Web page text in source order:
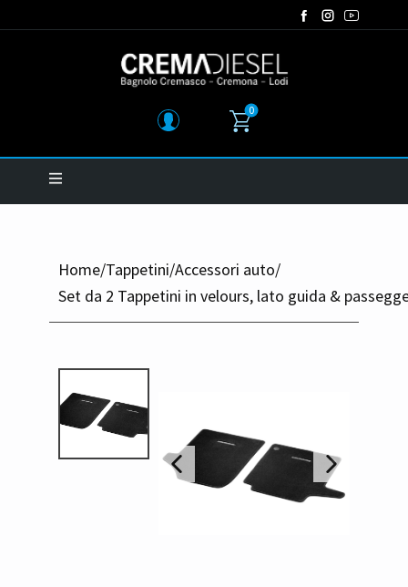
0
Home/Tappetini/Accessori auto/
Set da 2 Tappetini in velours, lato guida &